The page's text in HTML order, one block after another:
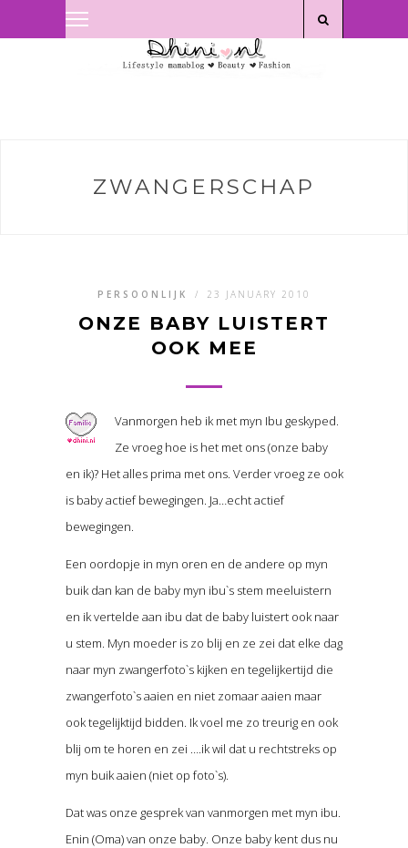
ZWANGERSCHAP
PERSOONLIJK / 23 JANUARY 2010
ONZE BABY LUISTERT
OOK MEE
Vanmorgen heb ik met myn Ibu geskyped.
Ze vroeg hoe is het met ons (onze baby
en ik)? Het alles prima met ons. Verder vroeg ze ook
is baby actief bewegingen. Ja…echt actief
bewegingen.
Een oordopje in myn oren en de andere op myn
buik dan kan de baby myn ibu`s stem meeluistern
en ik vertelde aan ibu dat de baby luistert ook naar
u stem. Myn moeder is zo blij en ze zei dat elke dag
naar myn zwangerfoto`s kijken en tegelijkertijd die
zwangerfoto`s aaien en niet zomaar aaien maar
ook tegelijktijd bidden. Ik voel me zo treurig en ook
blij om te horen en zei ….ik wil dat u rechtstreks op
myn buik aaien (niet op foto`s).
Dat was onze gesprek van vanmorgen met myn ibu.
Enin (Oma) van onze baby. Onze baby kent dus nu